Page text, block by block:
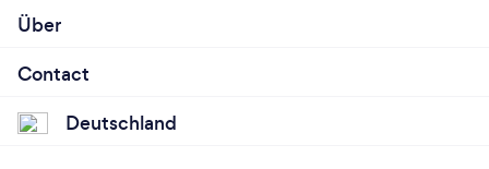
Über
Contact
Deutschland